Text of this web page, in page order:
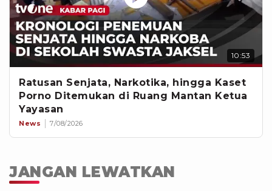
10:53
Ratusan Senjata, Narkotika, hingga Kaset
Porno Ditemukan di Ruang Mantan Ketua
Yayasan
News 7/08/2026
JANGAN LEWATKAN